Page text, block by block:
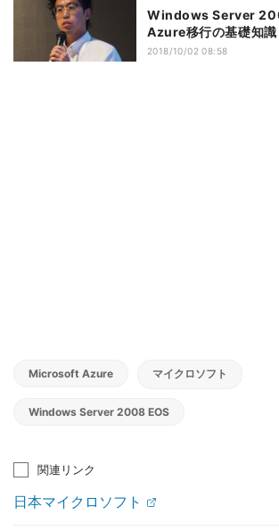
Windows Server
Azure移行の基礎知識
2018/10/02 08:58
Microsoft Azure マイクロソフト
Windows Server 2008 EOS
関連リンク
日本マイクロソフト